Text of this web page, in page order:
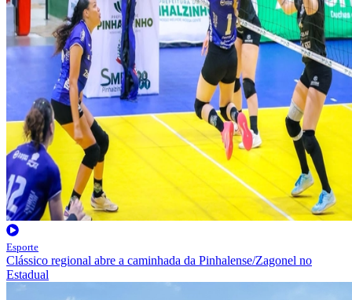
Esporte
Clássico regional abre a caminhada da Pinhalense/Zagonel no
Estadual